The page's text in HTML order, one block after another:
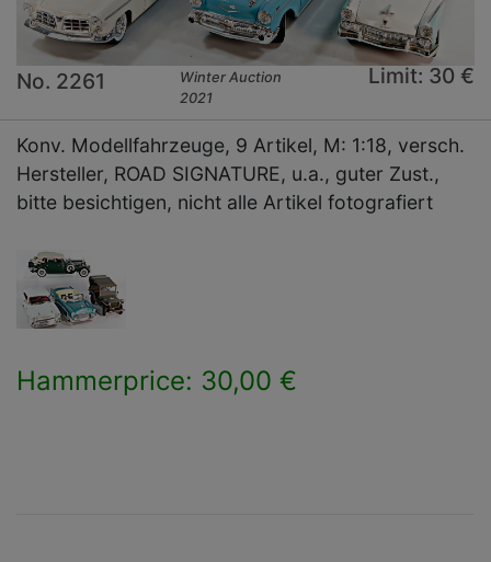
No. 2261
Winter Auction
2021
Limit: 30 €
Konv. Modellfahrzeuge, 9 Artikel, M: 1:18, versch.
Hersteller, ROAD SIGNATURE, u.a., guter Zust.,
bitte besichtigen, nicht alle Artikel fotografiert
Hammerprice: 30,00 €